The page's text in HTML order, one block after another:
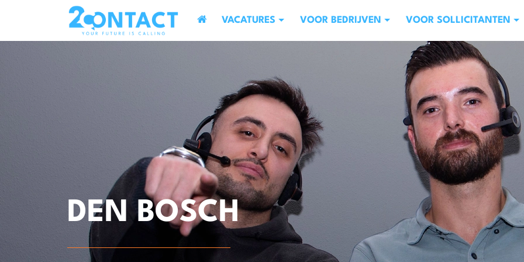
VACATURES VOOR BEDRIJVEN VOOR SOLLICITANTEN
DEN BOSCH